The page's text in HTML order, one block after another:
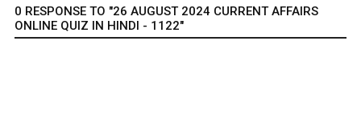
0 RESPONSE TO "26 AUGUST 2024 CURRENT AFFAIRS
ONLINE QUIZ IN HINDI - 1122"